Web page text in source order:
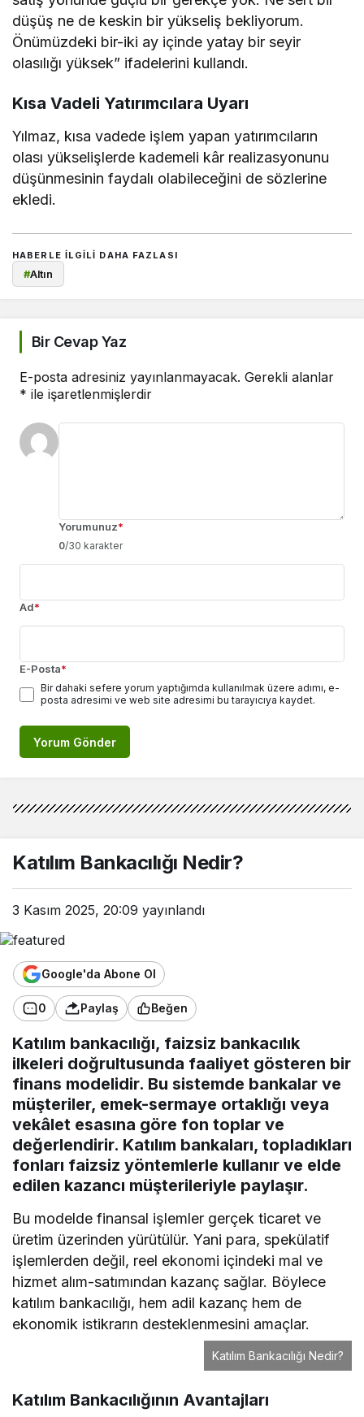
düşüş ne de keskin bir yükseliş bekliyorum.
Önümüzdeki bir-iki ay içinde yatay bir seyir
olasılığı yüksek” ifadelerini kullandı.
Kısa Vadeli Yatırımcılara Uyarı
Yılmaz, kısa vadede işlem yapan yatırımcıların
olası yükselişlerde kademeli kâr realizasyonunu
düşünmesinin faydalı olabileceğini de sözlerine
ekledi.
HABERLE ILGILI DAHA FAZLASI
#Altın
Bir Cevap Yaz
E-posta adresiniz yayınlanmayacak. Gerekli alanlar
* ile işaretlenmişlerdir
Yorumunuz*
0/30 karakter
Ad*
E-Posta*
Bir dahaki sefere yorum yaptığımda kullanılmak üzere adımı, e-
posta adresimi ve web site adresimi bu tarayıcıya kaydet.
Yorum Gönder
Katılım Bankacılığı Nedir?
3 Kasım 2025, 20:09 yayınlandı
Google'da Abone Ol
0 Paylaş Beğen
Katılım bankacılığı, faizsiz bankacılık
ilkeleri doğrultusunda faaliyet gösteren bir
finans modelidir. Bu sistemde bankalar ve
müşteriler, emek-sermaye ortaklığı veya
vekâlet esasına göre fon toplar ve
değerlendirir. Katılım bankaları, topladıkları
fonları faizsiz yöntemlerle kullanır ve elde
edilen kazancı müşterileriyle paylaşır.
Bu modelde finansal işlemler gerçek ticaret ve
üretim üzerinden yürütülür. Yani para, spekülatif
işlemlerden değil, reel ekonomi içindeki mal ve
hizmet alım-satımından kazanç sağlar. Böylece
katılım bankacılığı, hem adil kazanç hem de
ekonomik istikrarın desteklenmesini amaçlar.
Katılım Bankacılığı Nedir?
Katılım Bankacılığının Avantajları